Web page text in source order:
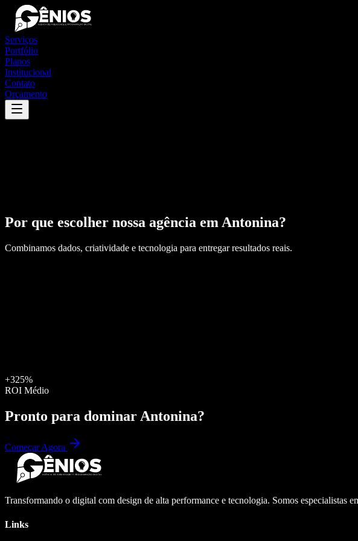
Serviços
Portfólio
Planos
Institucional
Contato
Orçamento
Por que escolher nossa agência em Antonina?
Combinamos dados, criatividade e tecnologia para entregar resultados reais.
+325%
ROI Médio
Pronto para dominar Antonina?
Começar Agora
Transformando o digital com design de alta performance e tecnologia. Somos especialistas
Links